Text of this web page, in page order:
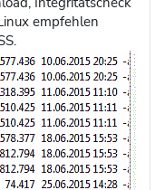
empfehlen